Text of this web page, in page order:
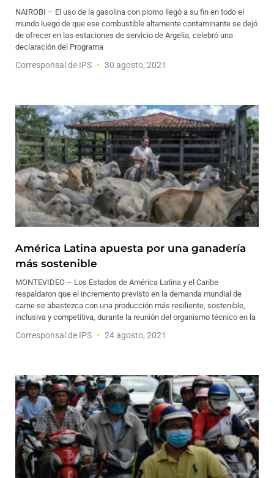
NAIROBI – El uso de la gasolina con plomo llegó a su fin en todo el
mundo luego de que ese combustible altamente contaminante se dejó
de ofrecer en las estaciones de servicio de Argelia, celebró una
declaración del Programa
Corresponsal de IPS 30 agosto, 2021
América Latina apuesta por una ganadería
más sostenible
MONTEVIDEO – Los Estados de América Latina y el Caribe
respaldaron que el incremento previsto en la demanda mundial de
carne se abastezca con una producción más resiliente, sostenible,
inclusiva y competitiva, durante la reunión del organismo técnico en la
Corresponsal de IPS 24 agosto, 2021